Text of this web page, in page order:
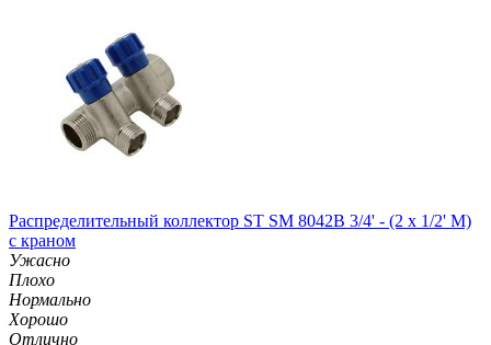
Распределительный коллектор ST SM 8042B 3/4' - (2 x 1/2' M)
с краном
Ужасно
Плохо
Нормально
Хорошо
Отлично